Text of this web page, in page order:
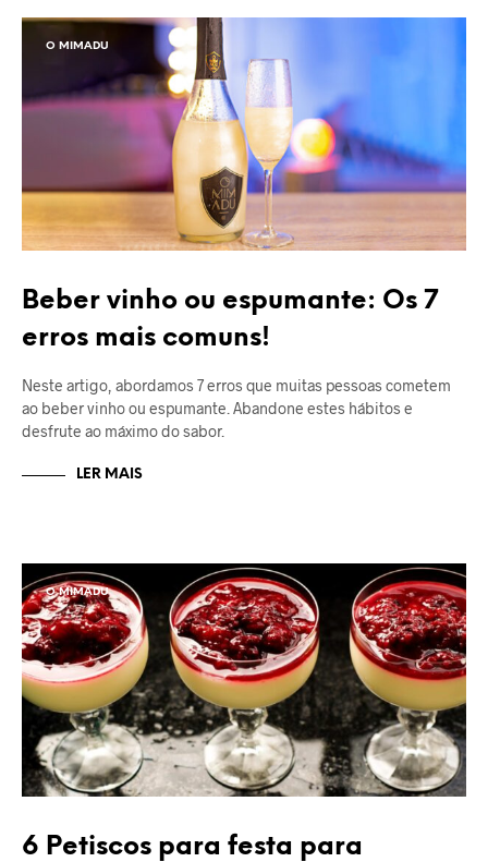
O MIMADU
Beber vinho ou espumante: Os 7
erros mais comuns!
Neste artigo, abordamos 7 erros que muitas pessoas cometem
ao beber vinho ou espumante. Abandone estes hábitos e
desfrute ao máximo do sabor.
LER MAIS
O MIMADU
6 Petiscos para festa para